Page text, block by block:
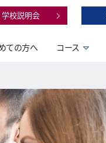
学校説明会
ての方へ コース